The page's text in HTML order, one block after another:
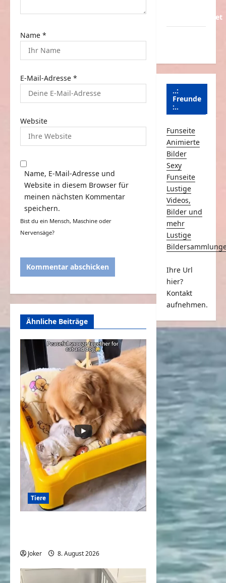
Name *
E-Mail-Adresse *
Website
Name, E-Mail-Adresse und
Website in diesem Browser für
meinen nächsten Kommentar
speichern.
Bist du ein Mensch, Maschine oder
Nervensäge?
Ähnliche Beiträge
Tiere
Joker 8. August 2026
Schmunzeln.net
..:
Freunde
:..
Funseite
Animierte
Bilder
Sexy
Funseite
Lustige
Videos,
Bilder und
mehr
Lustige
Ihre Url
hier?
Kontakt
aufnehmen.